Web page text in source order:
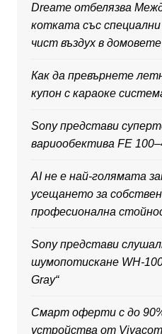
Dreame отбелязва
котката със
чист въздух в
Как да превърнете
купон с караоке
Sony представи
вариообектива FE
AI не е най-голямата
усещането за
професионална
Sony представи
шумопотискане WH-
Gray“
Смарт оферти с до
устройства от